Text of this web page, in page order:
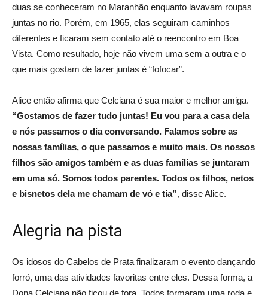
duas se conheceram no Maranhão enquanto lavavam roupas
juntas no rio. Porém, em 1965, elas seguiram caminhos
diferentes e ficaram sem contato até o reencontro em Boa
Vista. Como resultado, hoje não vivem uma sem a outra e o
que mais gostam de fazer juntas é “fofocar”.
Alice então afirma que Celciana é sua maior e melhor amiga.
“Gostamos de fazer tudo juntas! Eu vou para a casa dela
e nós passamos o dia conversando. Falamos sobre as
nossas famílias, o que passamos e muito mais. Os nossos
filhos são amigos também e as duas famílias se juntaram
em uma só. Somos todos parentes. Todos os filhos, netos
e bisnetos dela me chamam de vó e tia”, disse Alice.
Alegria na pista
Os idosos do Cabelos de Prata finalizaram o evento dançando
forró, uma das atividades favoritas entre eles. Dessa forma, a
Dona Celciana não ficou de fora. Todos formaram uma roda e